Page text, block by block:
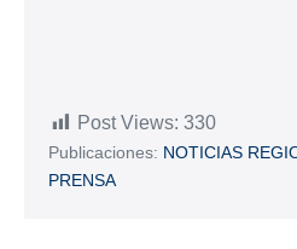
Post Views: 330
Publicaciones: NOTICIAS
PRENSA